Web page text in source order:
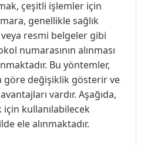
çeşitli işlemler için
genellikle sağlık
resmi belgeler gibi
numarasının alınması
Bu yöntemler,
göre değişiklik gösterir ve
vardır. Aşağıda,
kullanılabilecek
ele alınmaktadır.